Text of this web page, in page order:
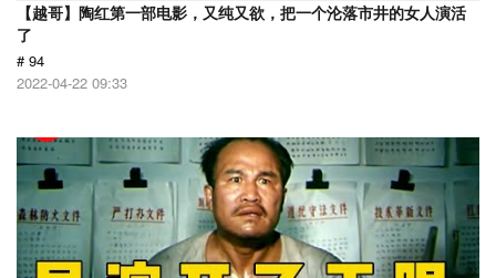
【越哥】陶红第一部电影，又纯又欲，把一个沦落市井的女人演活
了
# 94
2022-04-22 09:33